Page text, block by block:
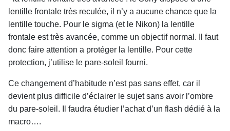
lentille frontale très reculée, il n’y a aucune chance que la
lentille touche. Pour le sigma (et le Nikon) la lentille
frontale est très avancée, comme un objectif normal. Il faut
donc faire attention a protéger la lentille. Pour cette
protection, j’utilise le pare-soleil fourni.
Ce changement d’habitude n’est pas sans effet, car il
devient plus difficile d’éclairer le sujet sans avoir l’ombre
du pare-soleil. Il faudra étudier l’achat d’un flash dédié à la
macro….